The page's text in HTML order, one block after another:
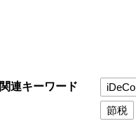
関連キーワード iDeCo
節税